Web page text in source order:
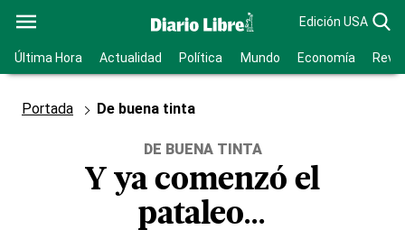
Edición USA
Última Hora Actualidad Política Mundo Economía
Portada De buena tinta
DE BUENA TINTA
Y ya comenzó el
pataleo...